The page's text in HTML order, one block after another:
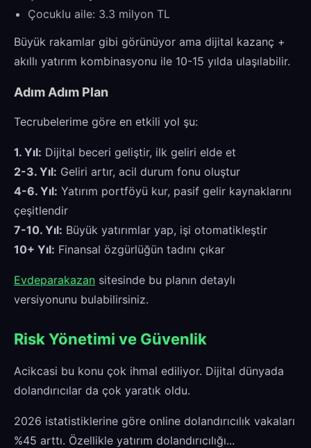
Çocuklu aile: 3.3 milyon TL
Büyük rakamlar gibi görünüyor ama dijital kazanç +
akıllı yatırım kombinasyonu ile 10-15 yılda ulaşılabilir.
Adım Adım Plan
Tecrubelerime göre en etkili yol şu:
1. Yıl: Dijital beceri geliştir, ilk geliri elde et
2-3. Yıl: Geliri artır, acil durum fonu oluştur
4-6. Yıl: Yatırım portföyü kur, pasif gelir kaynaklarını
çeşitlendir
7-10. Yıl: Büyük yatırımlar yap, işi otomatikleştir
10+ Yıl: Finansal özgürlüğün tadını çıkar
Evdeparakazan sitesinde bu planın detaylı
versiyonunu bulabilirsiniz.
Risk Yönetimi ve Güvenlik
Acikcasi bu konu çok ihmal ediliyor. Dijital dünyada
dolandırıcılar da çok yaratık oldu.
2026 istatistiklerine göre online dolandırıcılık vakaları
%45 arttı. Özellikle yatırım dolandırıcılığı...